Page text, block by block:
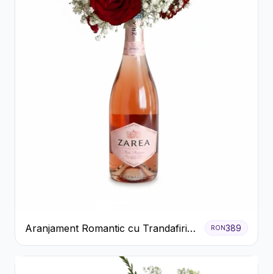
Aranjament Romantic cu Trandafiri
Roșii și Șampanie rose
RON389